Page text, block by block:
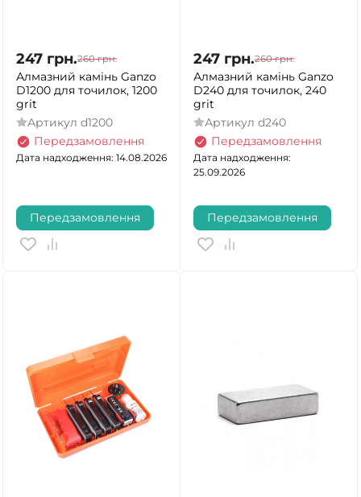
247 грн.260 грн.
Алмазний камінь Ganzo
D1200 для точилок, 1200
grit
Артикул d1200
Передзамовлення
Дата надходження: 14.08.2026
Передзамовлення
247 грн.260 грн.
Алмазний камінь Ganzo
D240 для точилок, 240
grit
Артикул d240
Передзамовлення
Дата надходження:
25.09.2026
Передзамовлення